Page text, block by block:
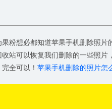
果粉想必都知道苹果手机删除照
站可以恢复我们删除的一些照
全可以！ 苹果手机删除的照片怎